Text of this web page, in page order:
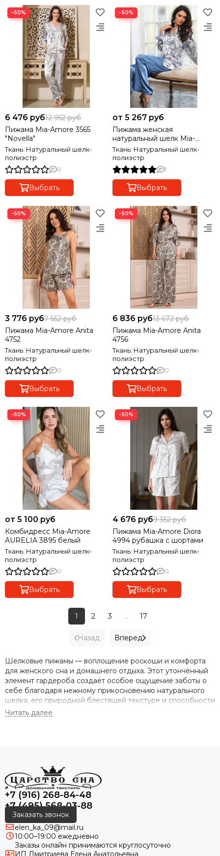
−50%
6 476 руб12 952 руб
Пижама Mia-Amore 3565
"Novella"
Ткань: Натуральный шелк-
полиэстр
0
Выбрать
−50%
от 5 267 руб
Пижама женская
натуральный шелк Mia-
Amore Дольче Вита 5916
Ткань: Натуральный шелк-
полиэстр
1
Выбрать
−50%
3 776 руб7 552 руб
Пижама Mia-Amore Anita
4752
Ткань: Натуральный шелк-
полиэстр
0
Выбрать
−50%
6 836 руб13 672 руб
Пижама Mia-Amore Anita
4756
Ткань: Натуральный шелк-
полиэстр
0
Выбрать
−50%
от 5 100 руб
Комбидресс Mia-Amore
AURELIA 3895 белый
Ткань: Натуральный шелк-
полиэстр
0
Выбрать
−50%
4 676 руб9 352 руб
Пижама Mia-Amore Diora
4994 рубашка с шортами
Ткань: Натуральный шелк-
полиэстр
0
Выбрать
Назад
1 2 3 ... 17
Вперед
Шелковые пижамы — воплощение роскоши и комфорта
для женского сна и домашнего отдыха. Этот утончённый
элемент гардероба создаёт особое ощущение заботы о
себе благодаря нежному прикосновению натурального
шелка, его природной блестящей текстуре и способности
бережно обнимать тело.
дышать, обладает терморегулирующими свойствами,
предотвращает перегрев или переохлаждение, а
деликатные швы практически не ощущаются на теле. Ее
купить стоит тем, кто ценит качество сна и комфорт
круглый год; широкий ассортимент позволяет выбрать
идеальный фасон и расцветку для любой женщины.
Шелковая пижама способна подчеркнуть достоинства
+7 (916) 268-84-48
+7 (495) 568-03-88
Заказать звонок
elen_ka_09@mail.ru
10:00–19:00 ежедневно
Заказы онлайн принимаются круглосуточно
ИП Дмитриева Елена Анатольевна